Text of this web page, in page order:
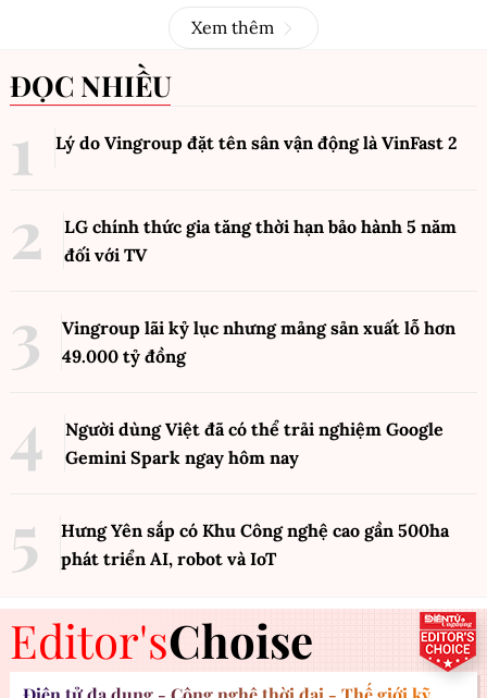
Xem thêm
ĐỌC NHIỀU
Lý do Vingroup đặt tên sân vận động là VinFast 2
LG chính thức gia tăng thời hạn bảo hành 5 năm
đối với TV
Vingroup lãi kỷ lục nhưng mảng sản xuất lỗ hơn
49.000 tỷ đồng
Người dùng Việt đã có thể trải nghiệm Google
Gemini Spark ngay hôm nay
Hưng Yên sắp có Khu Công nghệ cao gần 500ha
phát triển AI, robot và IoT
Editor'sChoise